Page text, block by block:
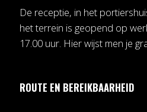
De receptie, in het
het terrein is geopend op
17.00 uur. Hier wijst men je
ROUTE EN BEREIKBAARHEID